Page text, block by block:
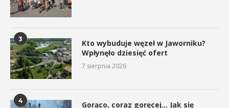
3
Kto wybuduje węzeł w Jaworniku?
Wpłynęło dziesięć ofert
7 sierpnia 2026
4
Gorąco, coraz goręcej… Jak się